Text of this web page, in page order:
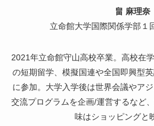
畠 麻理奈
立命館大学国際関係学部１
2021年立命館守山高校卒業。高校在
の短期留学、模擬国連や全国即興型
に参加。大学入学後は世界会議やア
交流プログラムを企画/運営するなど
味はショッピングと